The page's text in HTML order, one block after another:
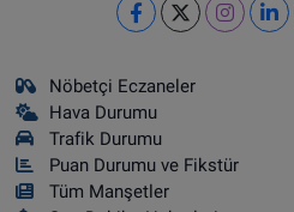
Nöbetçi Eczaneler
Hava Durumu
Trafik Durumu
Puan Durumu ve Fikstür
Tüm Manşetler